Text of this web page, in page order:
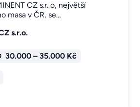
CZ s.r. o, největší
masa v ČR, se…
s.r.o.
30.000 – 35.000 Kč